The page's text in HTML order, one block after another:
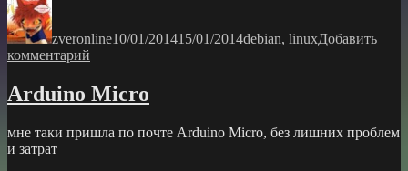
в
Debian»
zveronline10/01/201415/01/2014debian, linuxДобавить
комментарий
Сохранение
правил
в
Arduino Micro
мне таки пришла по почте Arduino Micro, без лишних проблем
и затрат